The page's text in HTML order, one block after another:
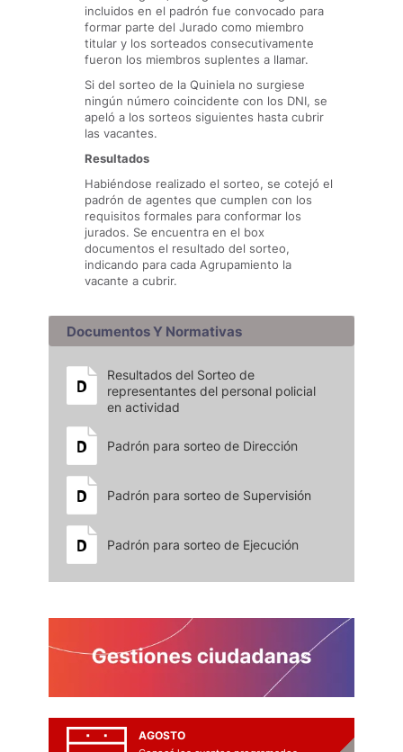
incluidos en el padrón fue convocado para
formar parte del Jurado como miembro
titular y los sorteados consecutivamente
fueron los miembros suplentes a llamar.
Si del sorteo de la Quiniela no surgiese
ningún número coincidente con los DNI, se
apeló a los sorteos siguientes hasta cubrir
las vacantes.
Resultados
Habiéndose realizado el sorteo, se cotejó el
padrón de agentes que cumplen con los
requisitos formales para conformar los
jurados. Se encuentra en el box
documentos el resultado del sorteo,
indicando para cada Agrupamiento la
vacante a cubrir.
Documentos Y Normativas
Resultados del Sorteo de
representantes del personal policial
en actividad
Padrón para sorteo de Dirección
Padrón para sorteo de Supervisión
Padrón para sorteo de Ejecución
AGOSTO